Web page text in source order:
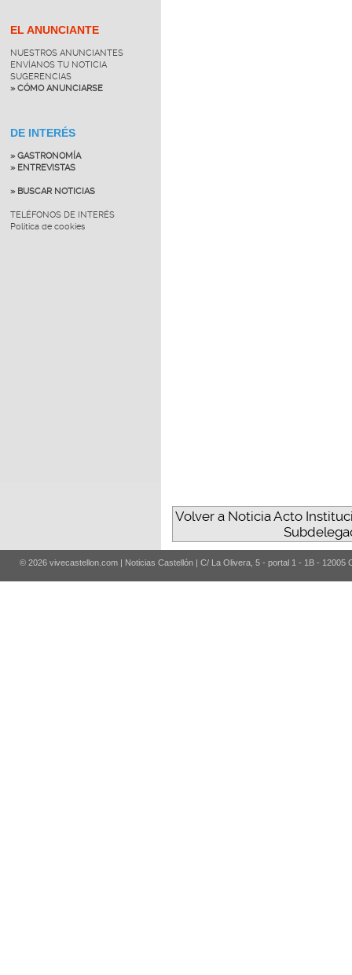
EL ANUNCIANTE
NUESTROS ANUNCIANTES
ENVÍANOS TU NOTICIA
SUGERENCIAS
» CÓMO ANUNCIARSE
DE INTERÉS
» GASTRONOMÍA
» ENTREVISTAS
» BUSCAR NOTICIAS
TELÉFONOS DE INTERÉS
Política de cookies
Volver a Noticia Acto
© 2026 vivecastellon.com | Noticias Castellón | C/ La Olivera, 5 - portal 1 - 1B - 12005